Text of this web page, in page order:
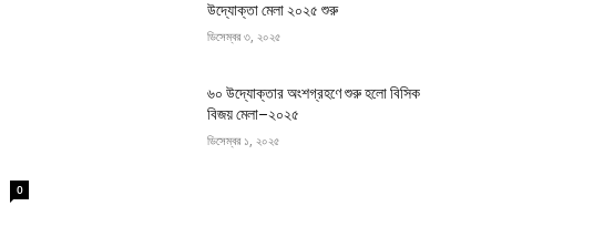
0
উদ্যোক্তা মেলা ২০২৫ শুরু
ডিসেম্বর ৩, ২০২৫
৬০ উদ্যোক্তার অংশগ্রহণে শুরু হলো বিসিক
বিজয় মেলা–২০২৫
ডিসেম্বর ১, ২০২৫